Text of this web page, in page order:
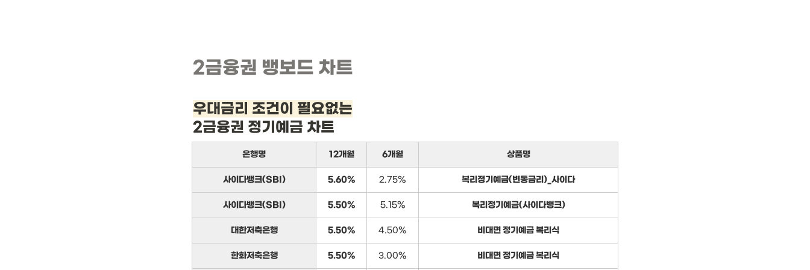
2금융권 뱅보드 차트
우대금리 조건이 필요없는
2금융권 정기예금 차트
은행명 12개월 6개월 상품명
사이다뱅크(SBI) 5.60% 2.75% 복리정기예금(변동금리)_사이다
사이다뱅크(SBI) 5.50% 5.15% 복리정기예금(사이다뱅크)
대한저축은행 5.50% 4.50% 비대면 정기예금 복리식
한화저축은행 5.50% 3.00% 비대면 정기예금 복리식